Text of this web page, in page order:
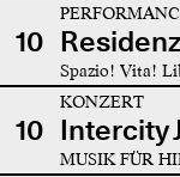
10
Spazio! Vita!
10
KONZERT
Intercity
MUSIK FÜR